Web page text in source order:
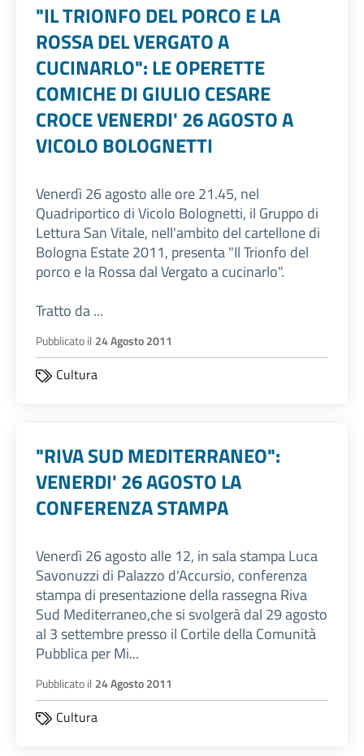
"IL TRIONFO DEL PORCO E LA
ROSSA DEL VERGATO A
CUCINARLO": LE OPERETTE
COMICHE DI GIULIO CESARE
CROCE VENERDI' 26 AGOSTO A
VICOLO BOLOGNETTI
Venerdì 26 agosto alle ore 21.45, nel
Quadriportico di Vicolo Bolognetti, il Gruppo di
Lettura San Vitale, nell'ambito del cartellone di
Bologna Estate 2011, presenta "Il Trionfo del
porco e la Rossa dal Vergato a cucinarlo".
Tratto da ...
Pubblicato il 24 Agosto 2011
Cultura
"RIVA SUD MEDITERRANEO":
VENERDI' 26 AGOSTO LA
CONFERENZA STAMPA
Venerdì 26 agosto alle 12, in sala stampa Luca
Savonuzzi di Palazzo d'Accursio, conferenza
stampa di presentazione della rassegna Riva
Sud Mediterraneo,che si svolgerà dal 29 agosto
al 3 settembre presso il Cortile della Comunità
Pubblica per Mi...
Pubblicato il 24 Agosto 2011
Cultura